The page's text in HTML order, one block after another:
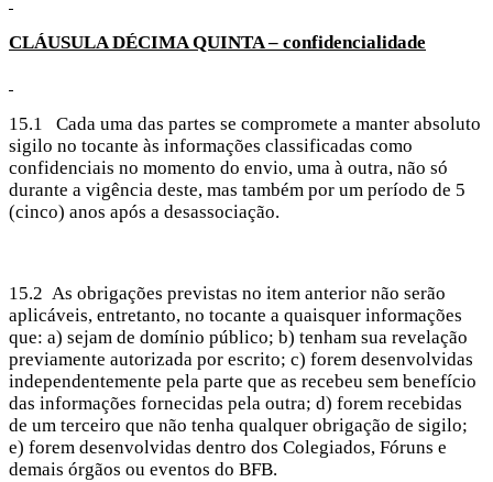
CLÁUSULA DÉCIMAQUINTA – confidencialidade
15.1 Cada uma das partes se compromete a manter absoluto
sigilo no tocante às informações classificadas como
confidenciais no momento do envio, uma à outra, não só
durante a vigência deste, mas também por um período de 5
(cinco) anos após a desassociação.
15.2 As obrigações previstas no item anterior não serão
aplicáveis, entretanto, no tocante a quaisquer informações
que: a) sejam de domínio público; b) tenham sua revelação
previamente autorizada por escrito; c) forem desenvolvidas
independentemente pela parte que as recebeu sem benefício
das informações fornecidas pela outra; d) forem recebidas
de um terceiro que não tenha qualquer obrigação de sigilo;
e) forem desenvolvidas dentro dos Colegiados, Fóruns e
demais órgãos ou eventos do BFB.